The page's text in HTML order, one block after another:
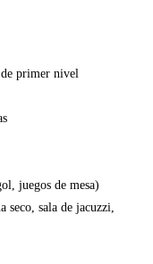
primer nivel
juegos de mesa)
seco, sala de jacuzzi,